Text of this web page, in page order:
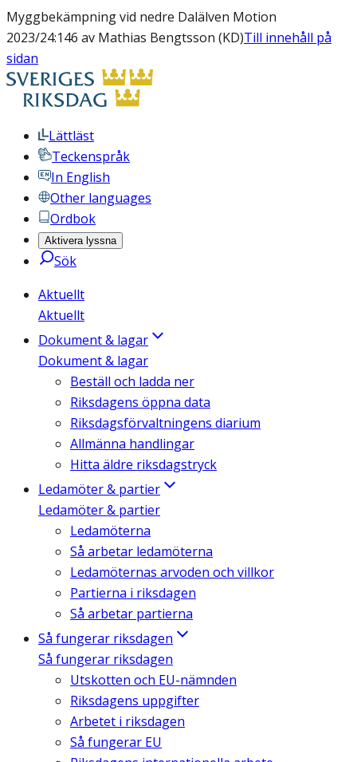
Myggbekämpning vid nedre Dalälven Motion
2023/24:146 av Mathias Bengtsson (KD)Till innehåll på
sidan
Lättläst
Teckenspråk
In English
Other languages
Ordbok
Aktivera lyssna
Sök
Aktuellt
Aktuellt
Dokument & lagar
Dokument & lagar
Beställ och ladda ner
Riksdagens öppna data
Riksdagsförvaltningens diarium
Allmänna handlingar
Hitta äldre riksdagstryck
Ledamöter & partier
Ledamöter & partier
Ledamöterna
Så arbetar ledamöterna
Ledamöternas arvoden och villkor
Partierna i riksdagen
Så arbetar partierna
Så fungerar riksdagen
Så fungerar riksdagen
Utskotten och EU-nämnden
Riksdagens uppgifter
Arbetet i riksdagen
Så fungerar EU